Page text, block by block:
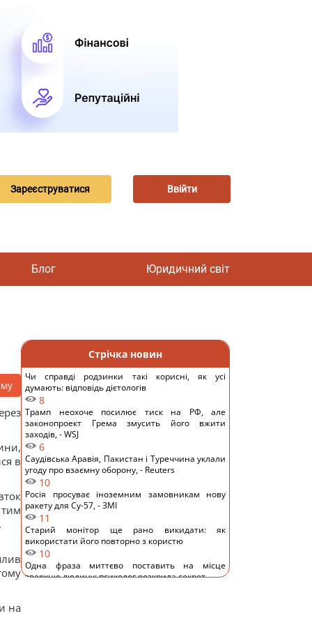
Зареєструватися Ввійти
Блог Юридичний світ
в
на
Стрічка новин
Чи справді родзинки такі корисні, як усі
думають: відповідь дієтологів
8
Трамп неохоче посилює тиск на РФ, але
законопроект Грема змусить його вжити
заходів, - WSJ
6
Саудівська Аравія, Пакистан і Туреччина уклали
угоду про взаємну оборону, - Reuters
10
Росія просуває іноземним замовникам нову
ракету для Су-57, - ЗМІ
11
Старий монітор ще рано викидати: як
використати його повторно з користю
10
Одна фраза миттєво поставить на місце
зверхню людину: психолог розкрила секрет